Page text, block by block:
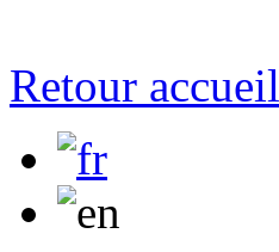
Retour accueil